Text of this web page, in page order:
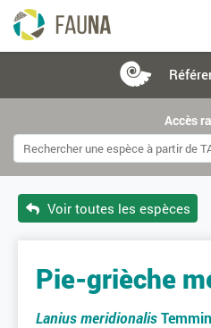
Accès
Voir toutes les espèces
Pie-grièche
Lanius meridionalis